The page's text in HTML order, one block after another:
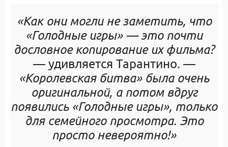
«Как они могли не заметить, что
«Голодные игры» — это почти
дословное копирование их фильма?
— удивляется Тарантино. —
«Королевская битва» была очень
оригинальной, а потом вдруг
появились «Голодные игры», только
для семейного просмотра. Это
просто невероятно!»